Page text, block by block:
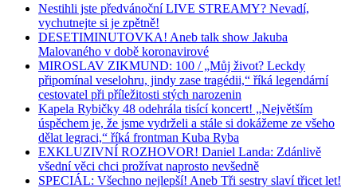
Nestihli jste předvánoční LIVE STREAMY? Nevadí,
vychutnejte si je zpětně!
DESETIMINUTOVKA! Aneb talk show Jakuba
Malovaného v době koronavirové
MIROSLAV ZIKMUND: 100 / „Můj život? Leckdy
připomínal veselohru, jindy zase tragédii,“ říká legendární
cestovatel při příležitosti stých narozenin
Kapela Rybičky 48 odehrála tisící koncert! „Největším
úspěchem je, že jsme vydrželi a stále si dokážeme ze všeho
dělat legraci,“ říká frontman Kuba Ryba
EXKLUZIVNÍ ROZHOVOR! Daniel Landa: Zdánlivě
všední věci chci prožívat naprosto nevšedně
SPECIÁL: Všechno nejlepší! Aneb Tři sestry slaví třicet let!